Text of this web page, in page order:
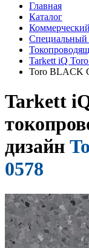
Главная
Каталог
Специальный
Tarkett iQ
Toro BLACK
Tarkett
дизайн
0578